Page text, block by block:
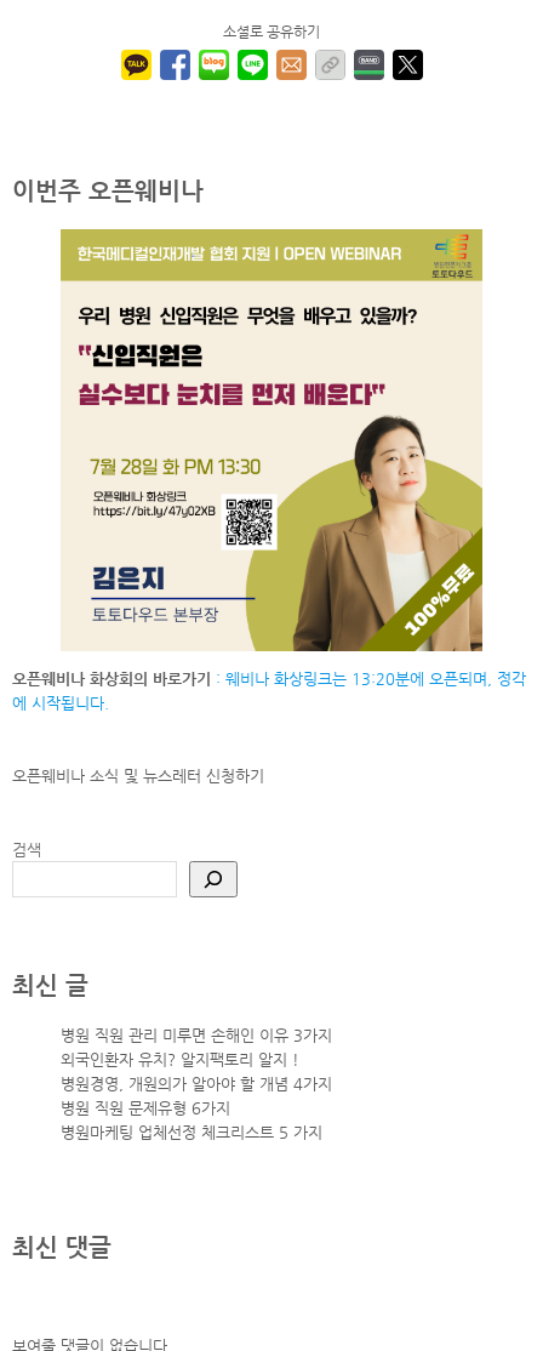
소셜로 공유하기
이번주 오픈웨비나
오픈웨비나 화상회의 바로가기
: 웨비나 화상링크는 13:20분에 오픈되며, 정각
에 시작됩니다.
오픈웨비나 소식 및 뉴스레터 신청하기
검색
최신 글
병원 직원 관리 미루면 손해인 이유 3가지
외국인환자 유치? 알지팩토리 알지 !
병원경영, 개원의가 알아야 할 개념 4가지
병원 직원 문제유형 6가지
병원마케팅 업체선정 체크리스트 5 가지
최신 댓글
보여줄 댓글이 없습니다.